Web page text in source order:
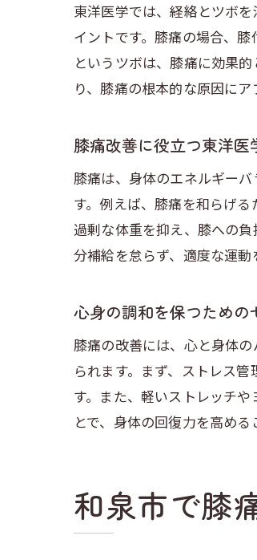
東洋医学では、経絡とツボ
イントです。膝痛の場合、
というツボは、膝痛に効果
り、膝痛の根本的な原因に
膝痛改善に役立つ東洋医
膝痛は、身体のエネルギー
す。例えば、膝痛を和らげ
過剰な体重を抑え、膝への
分補給を怠らず、適度な運動
心身の調和を保つための
膝痛の改善には、心と身体
られます。まず、ストレス
す。また、軽いストレッチ
とで、身体の回復力を高め
和泉市で膝